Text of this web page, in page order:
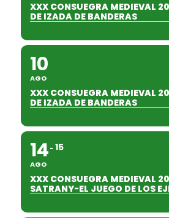
XXX CONSUEGRA MEDIEVAL
DE IZADA DE BANDERAS
10
AGO
XXX CONSUEGRA MEDIEVAL
DE IZADA DE BANDERAS
14
AGO
15
XXX CONSUEGRA MEDIEVAL
SATRANY-EL JUEGO DE LOS